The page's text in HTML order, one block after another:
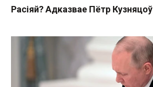
Расіяй? Адказвае Пётр Кузняцоў